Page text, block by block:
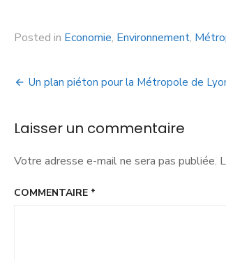
Posted in Economie, Environnement,
Un plan piéton pour la Métropole de
Laisser un commentaire
Votre adresse e-mail ne sera pas publiée.
COMMENTAIRE *